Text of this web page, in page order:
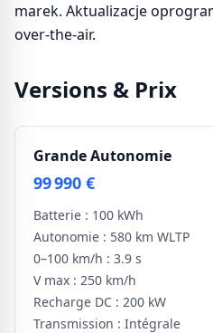
marek. Aktualizacje
over-the-air.
Versions & Prix
Grande Autonomie
99 990 €
Batterie : 100 kWh
Autonomie : 580 km WLTP
0–100 km/h : 3.9 s
V max : 250 km/h
Recharge DC : 200 kW
Transmission : Intégrale